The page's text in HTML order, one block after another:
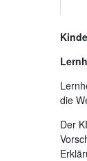
die
Der